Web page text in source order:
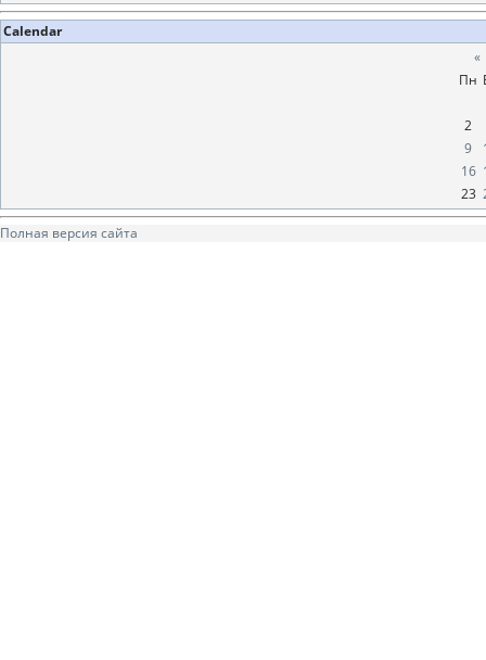
Calendar
«
Пн
2
9
16
23
Полная версия сайта